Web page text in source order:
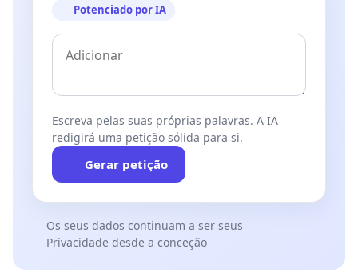
Potenciado por IA
Escreva pelas suas próprias palavras. A IA
redigirá uma petição sólida para si.
Gerar petição
Os seus dados continuam a ser seus
Privacidade desde a conceção